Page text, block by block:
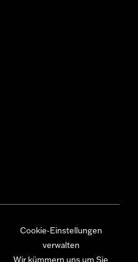
Cookie-Einstellungen
verwalten
Wir kümmern uns um Sie